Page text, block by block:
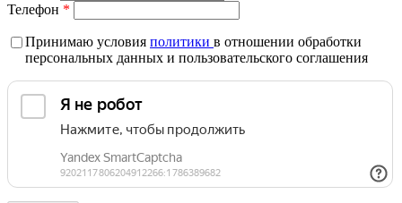
Телефон *
Принимаю условия политики в отношении обработки
персональных данных и пользовательского соглашения